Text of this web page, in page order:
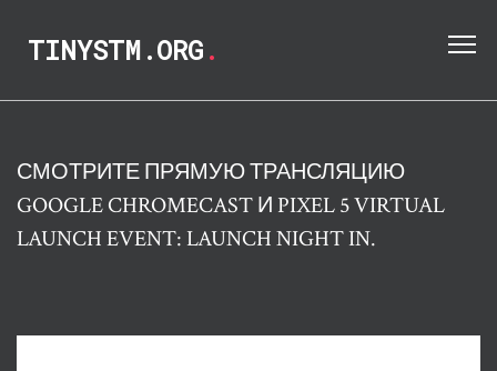
TINYSTM.ORG.
СМОТРИТЕ ПРЯМУЮ ТРАНСЛЯЦИЮ
GOOGLE CHROMECAST И PIXEL 5 VIRTUAL
LAUNCH EVENT: LAUNCH NIGHT IN.